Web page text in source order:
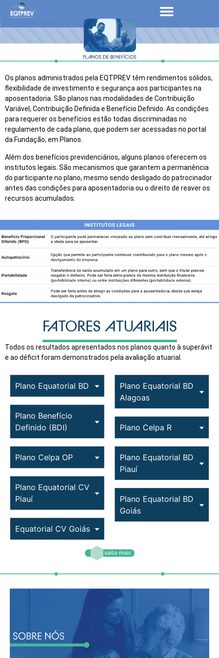
Os planos administrados pela EQTPREV têm rendimentos sólidos,
flexibilidade de investimento e segurança aos participantes na
aposentadoria. São planos nas modalidades de Contribuição
Variável, Contribuição Definida e Benefício Definido. As condições
para requerer os benefícios estão todas discriminadas no
regulamento de cada plano, que podem ser acessadas no portal
da Fundação, em Planos.
Além dos benefícios previdenciários, alguns planos oferecem os
institutos legais. São mecanismos que garantem a permanência
do participante no plano, mesmo sendo desligado do patrocinador
antes das condições para aposentadoria ou o direito de reaver os
recursos acumulados.
FATORES ATUARIAIS
Todos os resultados apresentados nos planos quanto à superávit
e ao déficit foram demonstrados pela avaliação atuarial.
Plano Equatorial BD
Plano Benefício
Definido (BDI)
Plano Celpa OP
Plano Equatorial CV
Piauí
Equatorial CV Goiás
Plano Equatorial BD
Alagoas
Plano Celpa R
Plano Equatorial BD
Piauí
Plano Equatorial BD
Goiás